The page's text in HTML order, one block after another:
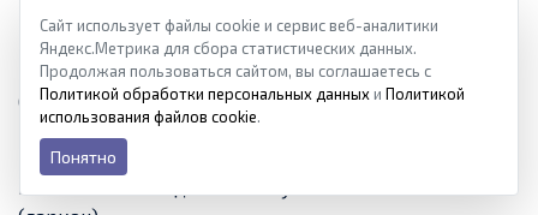
Выпускается аппарат в двух вариантах: разница
между ними заключается в направлении потока. Есть
возможность подключения к магистральным трубам
(выбирать нужно между накидными гайками 3/4″
или 1/4″). Для осуществления дистанционной
передачи показаний у модели имеется
Сайт использует файлы cookie и сервис веб-аналитики
Яндекс.Метрика для сбора статистических данных.
Продолжая пользоваться сайтом, вы соглашаетесь с
Политикой обработки персональных данных и Политикой
использования файлов cookie.
Понятно